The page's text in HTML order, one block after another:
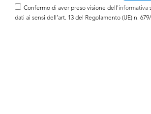
Confermo di aver preso visione dell'informativa
dati ai sensi dell’art. 13 del Regolamento (UE) n.